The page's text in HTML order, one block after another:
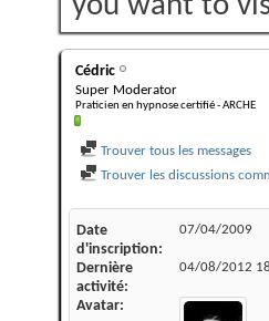
Cédric
Super Moderator
Praticien en hypnose certifié - ARCHE
Trouver tous les messages
Trouver les discussions
Date
d'inscription
07/04/2009
Dernière
activité
04/08/2012
Avatar